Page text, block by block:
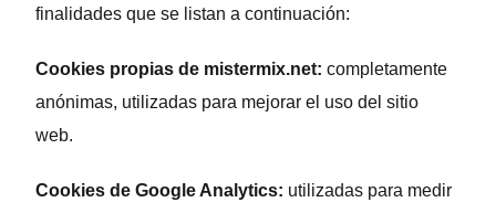
finalidades que se listan a continuación:
Cookies propias de mistermix.net: completamente
anónimas, utilizadas para mejorar el uso del sitio
web.
Cookies de Google Analytics: utilizadas para medir